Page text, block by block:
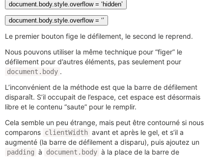
document.body.style.overflow = ‘hidden’
document.body.style.overflow = ‘’
Le premier bouton fige le défilement, le second le reprend.
Nous pouvons utiliser la même technique pour “figer” le
défilement pour d’autres éléments, pas seulement pour
document.body .
L’inconvénient de la méthode est que la barre de défilement
disparaît. S’il occupait de l’espace, cet espace est désormais
libre et le contenu “saute” pour le remplir.
Cela semble un peu étrange, mais peut être contourné si nous
comparons clientWidth avant et après le gel, et s’il a
augmenté (la barre de défilement a disparu), puis ajoutez un
padding à document.body à la place de la barre de